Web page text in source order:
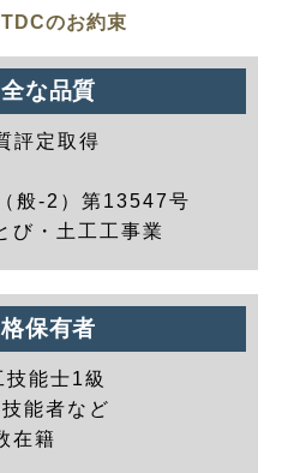
のお約束
な品質
評定取得
般-2）第13547号
び・土工工事業
保有者
技能士1級
能者など
在籍